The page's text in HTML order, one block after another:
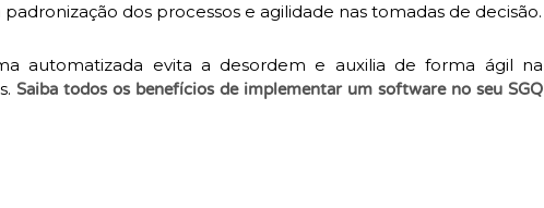
dos processos e agilidade nas tomadas de decisão.
automatizada evita a desordem e auxilia de forma ágil na
Saiba todos os benefícios de implementar um software no seu SGQ